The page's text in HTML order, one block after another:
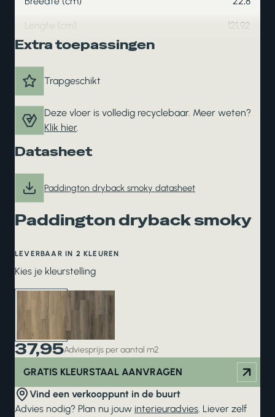
Lengte (cm) 121,92
Extra toepassingen
Trapgeschikt
Deze vloer is volledig recyclebaar. Meer weten?
Klik hier.
Datasheet
Paddington dryback smoky datasheet
Paddington dryback smoky
LEVERBAAR IN 2 KLEUREN
Kies je kleurstelling
37,95Adviesprijs per aantal m2
GRATIS KLEURSTAAL AANVRAGEN
Vind een verkooppunt in de buurt
Advies nodig? Plan nu jouw interieuradvies. Liever zelf